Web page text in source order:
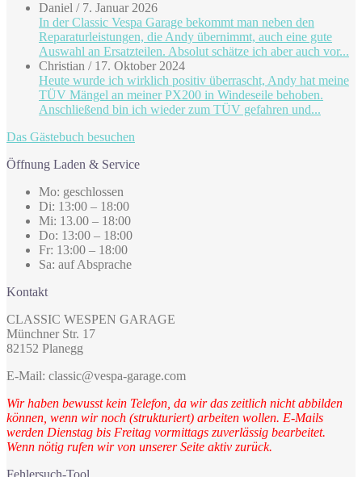
Daniel / 7. Januar 2026
In der Classic Vespa Garage bekommt man neben den
Reparaturleistungen, die Andy übernimmt, auch eine gute
Auswahl an Ersatzteilen. Absolut schätze ich aber auch vor...
Christian / 17. Oktober 2024
Heute wurde ich wirklich positiv überrascht, Andy hat meine
TÜV Mängel an meiner PX200 in Windeseile behoben.
Anschließend bin ich wieder zum TÜV gefahren und...
Das Gästebuch besuchen
Öffnung Laden & Service
Mo: geschlossen
Di: 13:00 – 18:00
Mi: 13.00 – 18:00
Do: 13:00 – 18:00
Fr: 13:00 – 18:00
Sa: auf Absprache
Kontakt
CLASSIC WESPEN GARAGE
Münchner Str. 17
82152 Planegg
E-Mail: classic@vespa-garage.com
Wir haben bewusst kein Telefon, da wir das zeitlich nicht abbilden
können, wenn wir noch (strukturiert) arbeiten wollen. E-Mails
werden Dienstag bis Freitag vormittags zuverlässig bearbeitet.
Wenn nötig rufen wir von unserer Seite aktiv zurück.